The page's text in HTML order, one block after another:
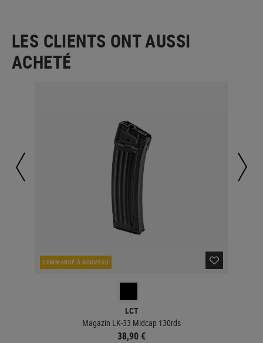
LES CLIENTS ONT AUSSI
ACHETÉ
COMMANDÉ À NOUVEAU
LCT
Magazin LK-33 Midcap 130rds
38,90 €